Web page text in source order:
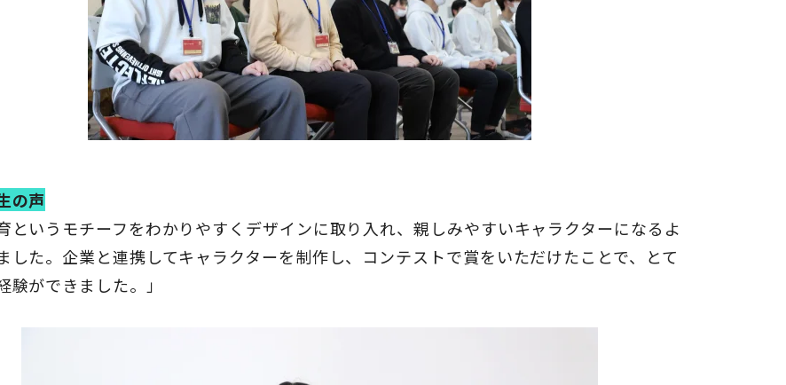
の声
というモチーフをわかりやすくデザインに取り入れ、親しみやすいキャラクターになるよ
した。企業と連携してキャラクターを制作し、コンテストで賞をいただけたことで、とて
験ができました。」